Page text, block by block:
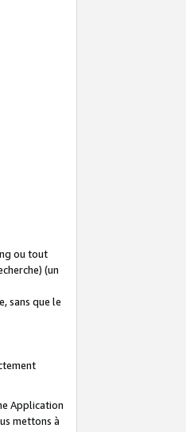
ou tout
(un
sans que le
Application
mettons à